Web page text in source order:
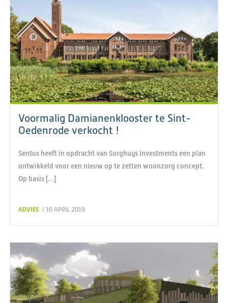
Voormalig Damianenklooster te Sint-
Oedenrode verkocht !
Sentus heeft in opdracht van Sorghuys Investments een plan
ontwikkeld voor een nieuw op te zetten woonzorg concept.
Op basis […]
ADVIES / 30 APRIL 2019